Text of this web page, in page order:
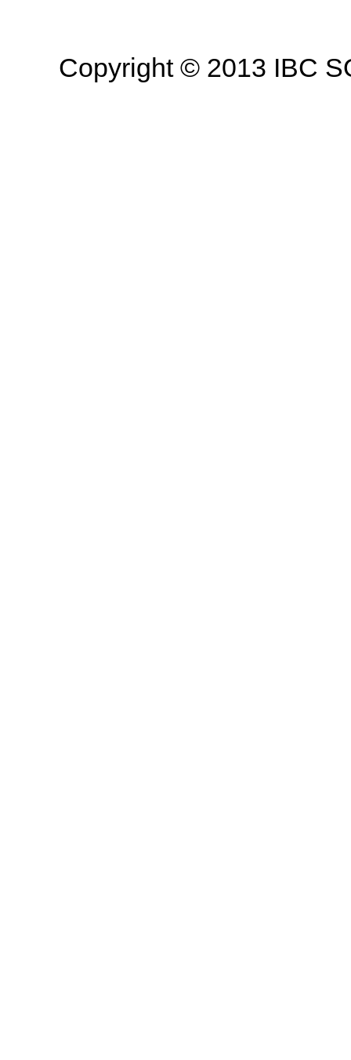
Copyright © 2013 IBC